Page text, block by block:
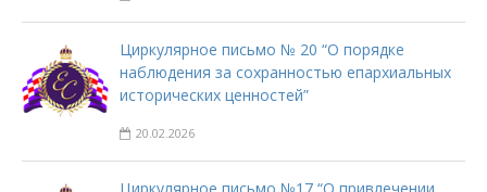
Циркулярное письмо № 20 “О порядке
наблюдения за сохранностью епархиальных
исторических ценностей”
20.02.2026